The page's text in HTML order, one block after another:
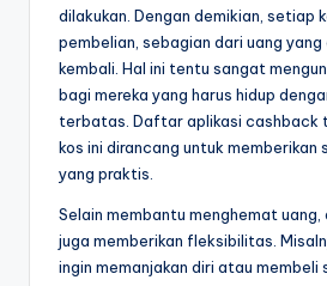
dilakukan. Dengan demikian, setiap
pembelian, sebagian dari uang yang
kembali. Hal ini tentu sangat
bagi mereka yang harus hidup
terbatas. Daftar aplikasi cashback
kos ini dirancang untuk memberikan
yang praktis.
Selain membantu menghemat
juga memberikan fleksibilitas.
ingin memanjakan diri atau membeli